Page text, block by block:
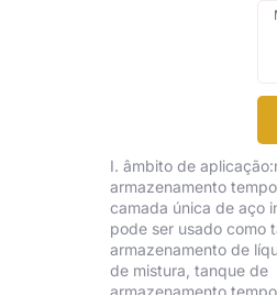
I. âmbito de
armazenamento
camada única de aço
pode ser usado como
armazenamento de
de mistura, tanque de
armazenamento